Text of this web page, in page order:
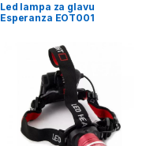
Led lampa za glavu
Esperanza EOT001